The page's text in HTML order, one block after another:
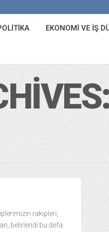
EKONOMI VE İŞ
rakipleri,
belirlendi bu defa.